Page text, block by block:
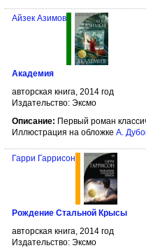
Айзек Азимов
Академия
авторская книга, 2014 год
Издательство: Эксмо
Описание: Первый роман
Иллюстрация на обложке А.
Гарри Гаррисон
Рождение Стальной Крысы
авторская книга, 2014 год
Издательство: Эксмо